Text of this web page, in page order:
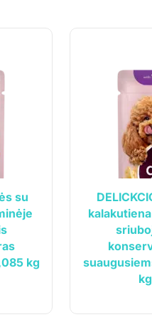
su
kg
Parduotuvė
Kontaktai
Pirkimo-
Privatumo
Pristatymo